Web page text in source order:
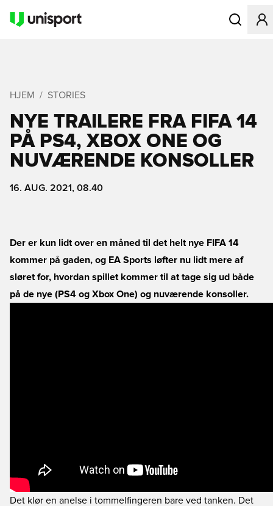
Åbner en
HJEM STORIES
NYE TRAILERE FRA FIFA 14
PÅ PS4, XBOX ONE OG
NUVÆRENDE KONSOLLER
16. AUG. 2021, 08.40
Der er kun lidt over en måned til det helt nye FIFA 14
kommer på gaden, og EA Sports løfter nu lidt mere af
sløret for, hvordan spillet kommer til at tage sig ud både
på de nye (PS4 og Xbox One) og nuværende konsoller.
Det klør en anelse i tommelfingeren bare ved tanken. Det